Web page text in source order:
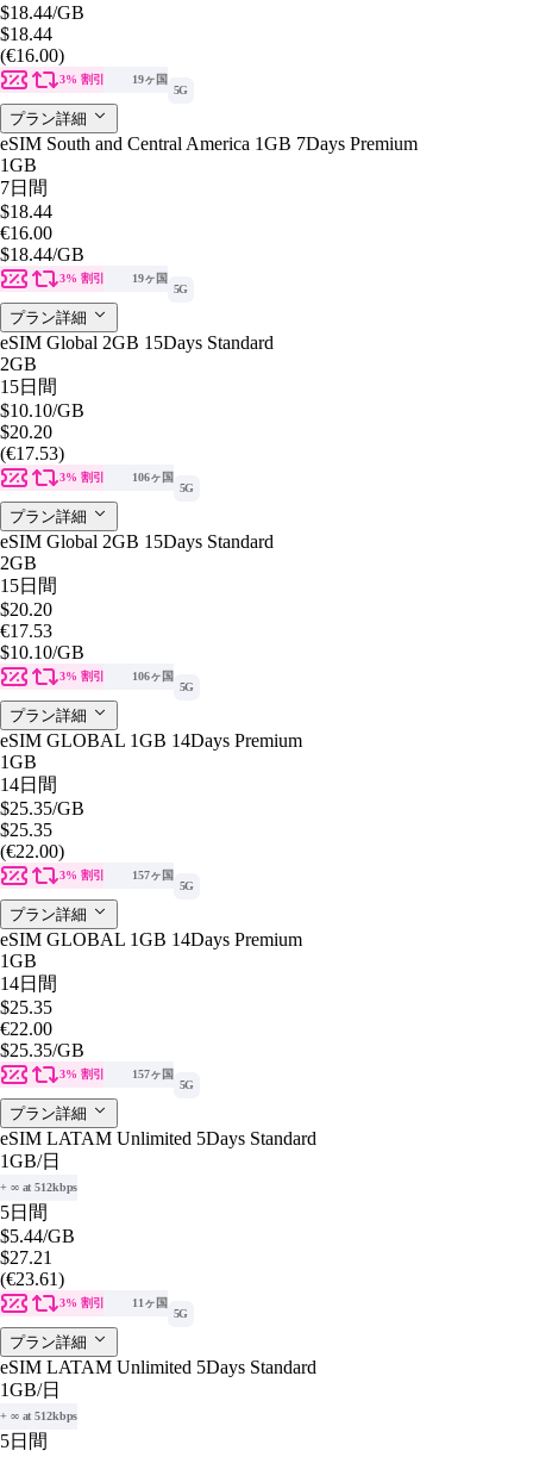
$18.44/GB
$18.44
(€16.00)
3% 割引
19ヶ国
5G
プラン詳細
eSIM South and Central America 1GB 7Days Premium
1GB
7日間
$18.44
€16.00
$18.44/GB
3% 割引
19ヶ国
5G
プラン詳細
eSIM Global 2GB 15Days Standard
2GB
15日間
$10.10/GB
$20.20
(€17.53)
3% 割引
106ヶ国
5G
プラン詳細
eSIM Global 2GB 15Days Standard
2GB
15日間
$20.20
€17.53
$10.10/GB
3% 割引
106ヶ国
5G
プラン詳細
eSIM GLOBAL 1GB 14Days Premium
1GB
14日間
$25.35/GB
$25.35
(€22.00)
3% 割引
157ヶ国
5G
プラン詳細
eSIM GLOBAL 1GB 14Days Premium
1GB
14日間
$25.35
€22.00
$25.35/GB
3% 割引
157ヶ国
5G
プラン詳細
eSIM LATAM Unlimited 5Days Standard
1GB/日
+ ∞ at 512kbps
5日間
$5.44/GB
$27.21
(€23.61)
3% 割引
11ヶ国
5G
プラン詳細
eSIM LATAM Unlimited 5Days Standard
1GB/日
+ ∞ at 512kbps
5日間